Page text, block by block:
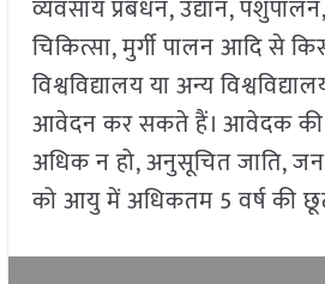
व्यवसाय प्रबंधन, उद्यान,
चिकित्सा, मुर्गी पालन आदि से
विश्वविद्यालय या अन्य
आवेदन कर सकते हैं। आवेदक की
अधिक न हो, अनुसूचित जाति,
को आयु में अधिकतम 5 वर्ष की